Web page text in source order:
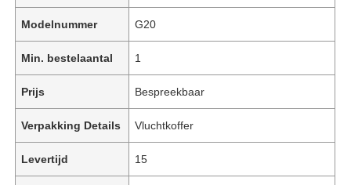
Modelnummer G20
Min. bestelaantal 1
Prijs Bespreekbaar
Verpakking Details Vluchtkoffer
Levertijd 15